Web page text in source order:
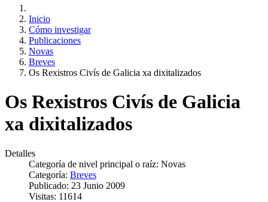
Inicio
Cómo investigar
Publicaciones
Novas
Breves
Os Rexistros Civís de Galicia xa dixitalizados
Os Rexistros Civís de Galicia
xa dixitalizados
Detalles
Categoría de nivel principal o raíz: Novas
Categoría: Breves
Publicado: 23 Junio 2009
Visitas: 11614